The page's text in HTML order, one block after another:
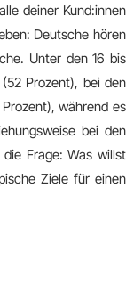
deiner Kund:innen
Deutsche hören
Unter den 16 bis
Prozent), bei den
während es
bei den
Frage: Was willst
Ziele für einen